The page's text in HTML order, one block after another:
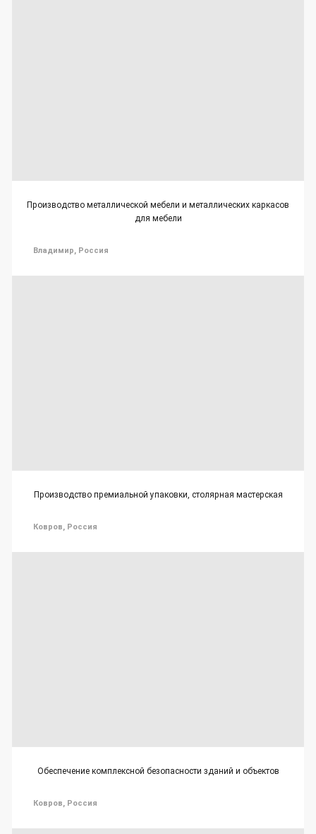
Производство металлической мебели и металлических каркасов
для мебели
Владимир, Россия
Производство премиальной упаковки, столярная мастерская
Ковров, Россия
Обеспечение комплексной безопасности зданий и объектов
Ковров, Россия